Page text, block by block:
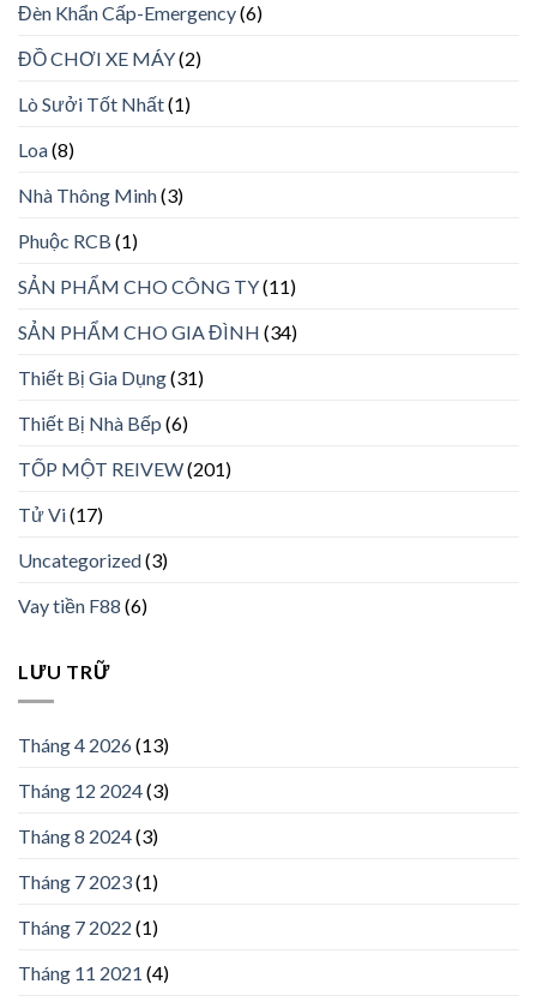
Đèn Khẩn Cấp-Emergency(6)
ĐỒ CHƠI XE MÁY(2)
Lò Sưởi Tốt Nhất(1)
Loa(8)
Nhà Thông Minh(3)
Phuộc RCB (1)
SẢN PHẨM CHO CÔNG TY(11)
SẢN PHẨM CHO GIA ĐÌNH (34)
Thiết Bị Gia Dụng(31)
Thiết Bị Nhà Bếp (6)
TỐP MỘT REIVEW(201)
Tử Vi(17)
Uncategorized(3)
Vay tiền F88 (6)
LƯU TRỮ
Tháng 4 2026(13)
Tháng 12 2024(3)
Tháng 8 2024(3)
Tháng 7 2023(1)
Tháng 7 2022 (1)
Tháng 11 2021 (4)